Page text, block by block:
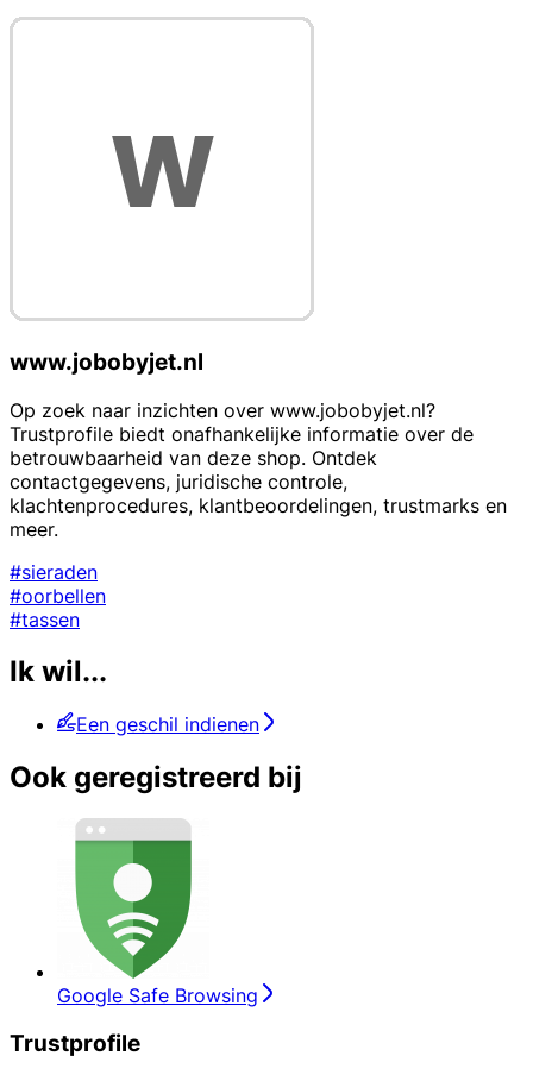
www.jobobyjet.nl
Op zoek naar inzichten over www.jobobyjet.nl?
Trustprofile biedt onafhankelijke informatie over de
betrouwbaarheid van deze shop. Ontdek
contactgegevens, juridische controle,
klachtenprocedures, klantbeoordelingen, trustmarks en
meer.
#sieraden
#oorbellen
#tassen
Ik wil...
Een geschil indienen
Ook geregistreerd bij
Google Safe Browsing
Trustprofile